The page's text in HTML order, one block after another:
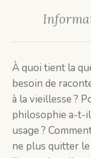
À quoi tient la
besoin de
à la vieillesse ?
philosophie a-t-
usage ?
ne plus quitter le